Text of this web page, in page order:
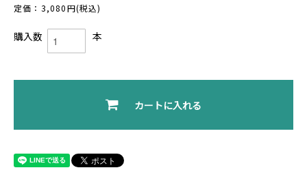
定価：3,080円(税込)
購入数 本
カートに入れる